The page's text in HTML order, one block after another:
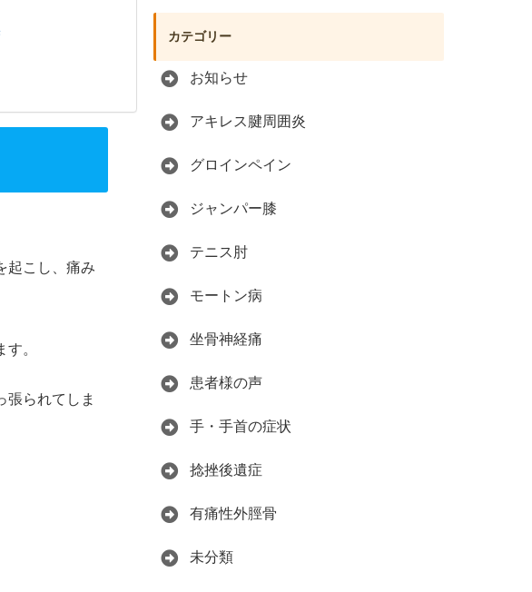
起こし、痛み
。
張られてしま
カテゴリー
お知らせ
アキレス腱周囲炎
グロインペイン
ジャンパー膝
テニス肘
モートン病
坐骨神経痛
患者様の声
手・手首の症状
捻挫後遺症
有痛性外脛骨
未分類